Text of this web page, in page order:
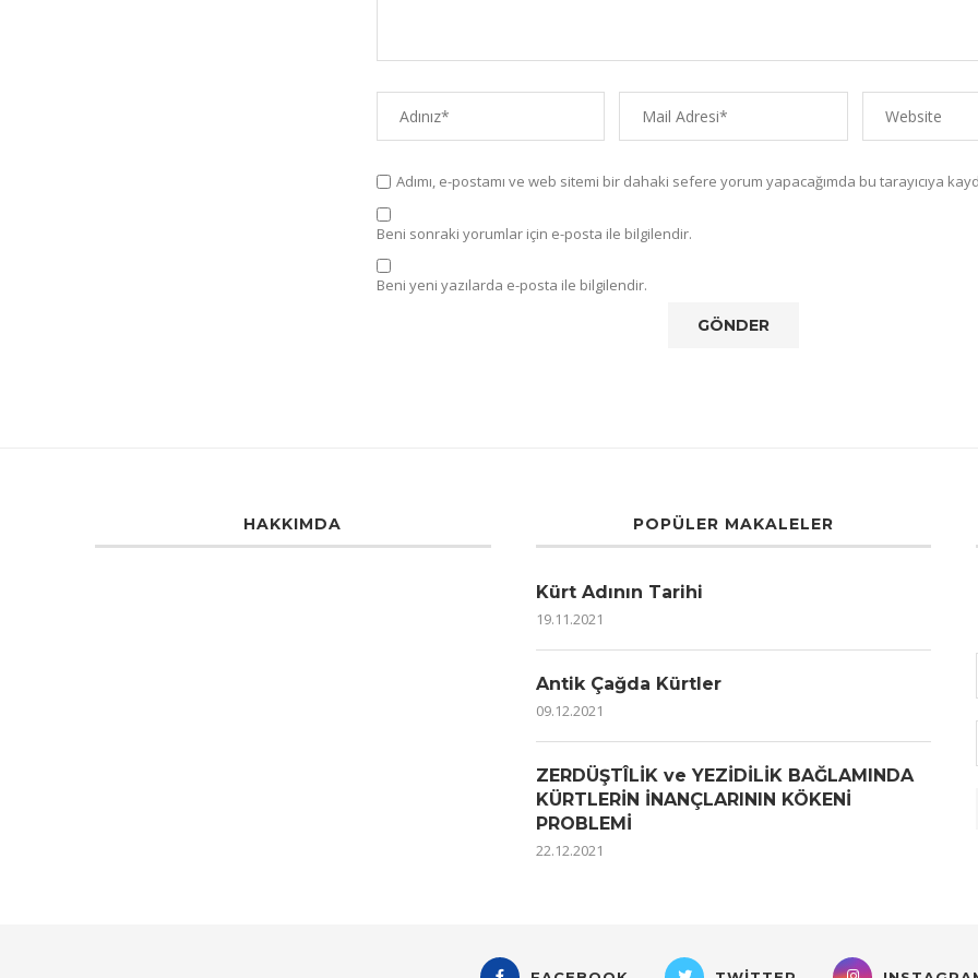
Adımı, e-postamı ve web sitemi bir dahaki sefere yorum yapacağımda bu tarayıcıya
Beni sonraki yorumlar için e-posta ile bilgilendir.
Beni yeni yazılarda e-posta ile bilgilendir.
HAKKIMDA POPÜLER MAKALELER
Kürt Adının Tarihi
19.11.2021
Antik Çağda Kürtler
09.12.2021
ZERDÜŞTÎLİK ve YEZİDİLİK BAĞLAMINDA
KÜRTLERİN İNANÇLARININ KÖKENİ
PROBLEMİ
22.12.2021